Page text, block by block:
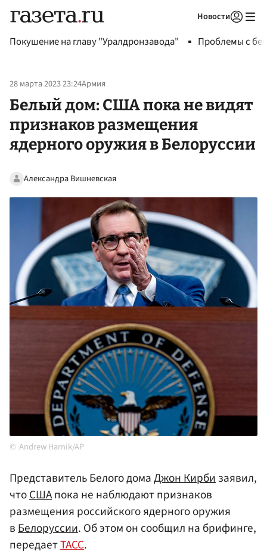
Новости
Покушение на главу "Уралдронзавода" Проблемы с
28 марта 2023 23:24Армия
Белый дом: США пока не видят
признаков размещения
ядерного оружия в Белоруссии
Александра Вишневская
Andrew Harnik/AP
Представитель Белого домаДжон Кирбизаявил,
чтоСШАпока не наблюдают признаков
размещения российского ядерного оружия
вБелоруссии. Об этом он сообщил на брифинге,
передаетТАСС.